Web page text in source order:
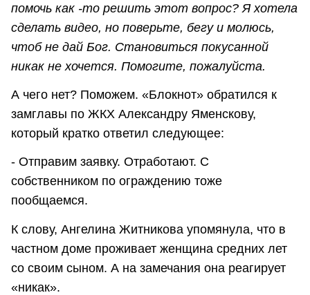
помочь как -то решить этот вопрос? Я хотела
сделать видео, но поверьте, бегу и молюсь,
чтоб не дай Бог. Становиться покусанной
никак не хочется. Помогите, пожалуйста.
А чего нет? Поможем. «Блокнот» обратился к
замглавы по ЖКХ Александру Яменскову,
который кратко ответил следующее:
- Отправим заявку. Отработают. С
собственником по ограждению тоже
пообщаемся.
К слову, Ангелина Житникова упомянула, что в
частном доме проживает женщина средних лет
со своим сыном. А на замечания она реагирует
«никак».